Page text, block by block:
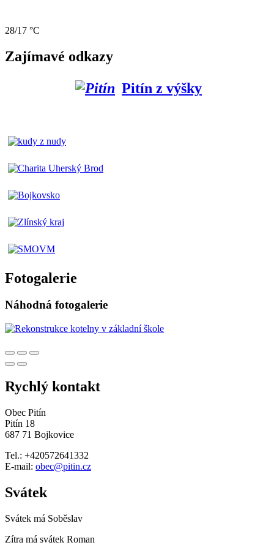
28/17 °C
Zajímavé odkazy
Pitín z výšky
Fotogalerie
Náhodná fotogalerie
Rychlý kontakt
Obec Pitín
Pitín 18
687 71 Bojkovice
Tel.: +420572641332
E-mail: obec@pitin.cz
Svátek
Svátek má Soběslav
Zítra má svátek Roman